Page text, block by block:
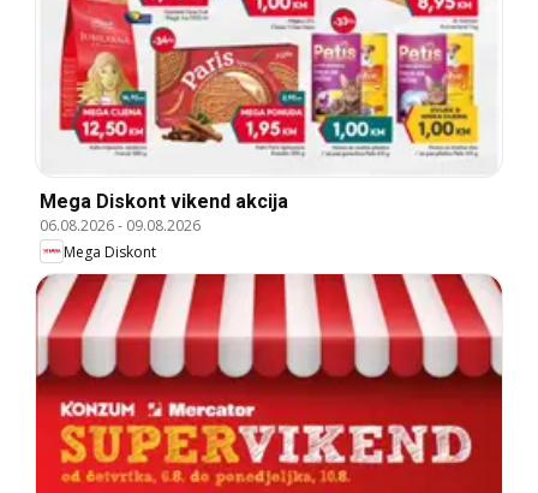
Mega Diskont vikend akcija
06.08.2026- 09.08.2026
Mega Diskont